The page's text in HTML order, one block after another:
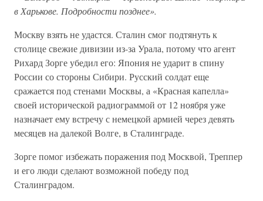
в Харькове. Подробности позднее».
Москву взять не удастся. Сталин смог подтянуть к
столице свежие дивизии из-за Урала, потому что агент
Рихард Зорге убедил его: Япония не ударит в спину
России со стороны Сибири. Русский солдат еще
сражается под стенами Москвы, а «Красная капелла»
своей исторической радиограммой от 12 ноября уже
назначает ему встречу с немецкой армией через девять
месяцев на далекой Волге, в Сталинграде.
Зорге помог избежать поражения под Москвой, Треппер
и его люди сделают возможной победу под
Сталинградом.